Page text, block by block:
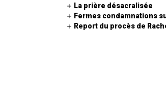
La prière désacralisée
Fermes condamnations
Report du procès de